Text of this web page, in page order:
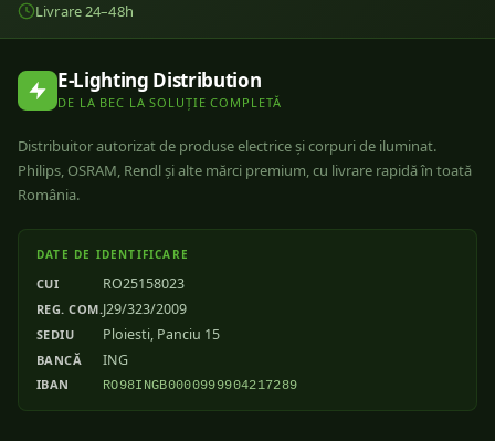
Livrare 24–48h
E-Lighting Distribution
DE LA BEC LA SOLUȚIE COMPLETĂ
Distribuitor autorizat de produse electrice și corpuri de iluminat.
Philips, OSRAM, Rendl și alte mărci premium, cu livrare rapidă în toată
România.
DATE DE IDENTIFICARE
CUI RO25158023
REG. COM.J29/323/2009
SEDIU Ploiesti, Panciu 15
BANCĂ ING
IBAN RO98INGB0000999904217289